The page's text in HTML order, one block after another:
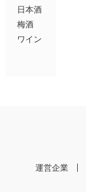
日本酒
梅酒
ワイン
運営企業